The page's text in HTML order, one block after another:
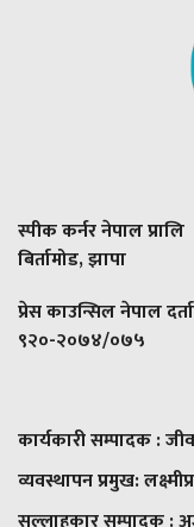
स्पीक कर्नर नेपाल प्रालि
बिर्तामोड, झापा
प्रेस काउन्सिल नेपाल
९२०-२०७४/०७५
कार्यकारी सम्पादक :
व्यवस्थापन प्रमुख: